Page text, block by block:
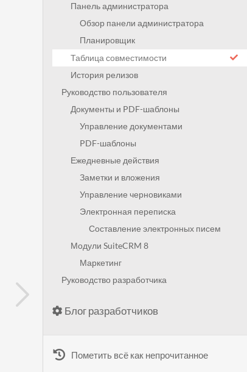
Панель администратора
Обзор панели администратора
Планировщик
Таблица совместимости
История релизов
Руководство пользователя
Документы и PDF-шаблоны
Управление документами
PDF-шаблоны
Ежедневные действия
Заметки и вложения
Управление черновиками
Электронная переписка
Составление электронных писем
Модули SuiteCRM 8
Маркетинг
Руководство разработчика
Блог разработчиков
Пометить всё как непрочитанное